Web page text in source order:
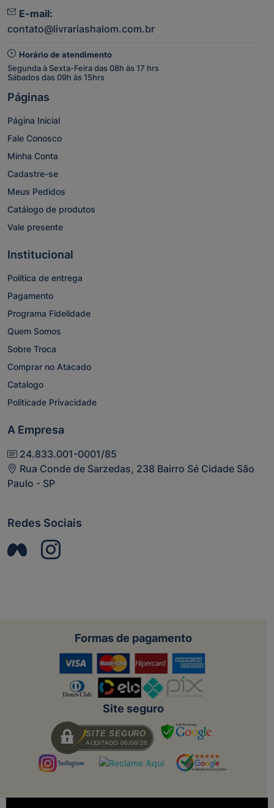
E-mail:
contato@livrariashalom.com.br
Horário de atendimento
Segunda à Sexta-Feira das 08h às 17 hrs
Sábados das 09h às 15hrs
Páginas
Página Inicial
Fale Conosco
Minha Conta
Cadastre-se
Meus Pedidos
Catálogo de produtos
Vale presente
Institucional
Política de entrega
Pagamento
Programa Fidelidade
Quem Somos
Sobre Troca
Comprar no Atacado
Catalogo
Politicade Privacidade
A Empresa
24.833.001-0001/85
Rua Conde de Sarzedas, 238 Bairro Sé Cidade São
Paulo - SP
Redes Sociais
Formas de pagamento
Site seguro
SITE SEGURO
AUDITADO 06/08/26